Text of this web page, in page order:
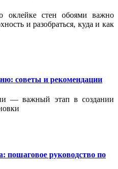
оклейке стен обоями важно
и разобраться, куда и как
советы и рекомендации
— важный этап в создании
пошаговое руководство по